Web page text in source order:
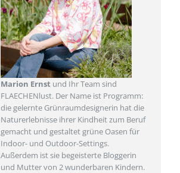
Marion Ernst und Ihr Team sind
FLAECHENlust. Der Name ist Programm:
die gelernte Grünraumdesignerin hat die
Naturerlebnisse ihrer Kindheit zum Beruf
gemacht und gestaltet grüne Oasen für
Indoor- und Outdoor-Settings.
Außerdem ist sie begeisterte Bloggerin
und Mutter von 2 wunderbaren Kindern.